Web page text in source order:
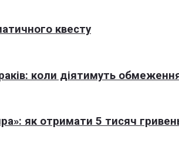
квесту
коли діятимуть
як отримати 5 тисяч